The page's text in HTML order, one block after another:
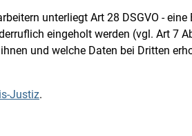
unterliegt Art 28 DSGVO -
eingeholt werden (vgl. Art 7
und welche Daten bei Dritten
Justiz.